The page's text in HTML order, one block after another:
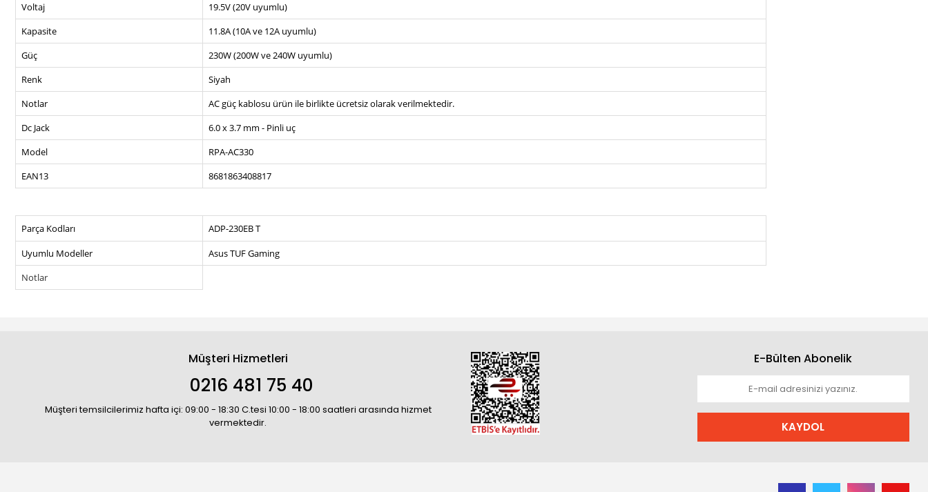
Voltaj
19.5V (20V uyumlu)
Kapasite
11.8A (10A ve 12A uyumlu)
Güç
230W (200W ve 240W uyumlu)
Renk
Siyah
Notlar
AC güç kablosu ürün ile birlikte ücretsiz olarak verilmektedir.
Dc Jack
6.0 x 3.7 mm - Pinli uç
Model
RPA-AC330
EAN13
8681863408817
Parça Kodları
ADP-230EB T
Uyumlu Modeller
Asus TUF Gaming
Notlar
Müşteri Hizmetleri
0216 481 75 40
Müşteri temsilcilerimiz hafta içi: 09:00 - 18:30 C.tesi 10:00 - 18:00 saatleri arasında hizmet
vermektedir.
E-Bülten Abonelik
KAYDOL